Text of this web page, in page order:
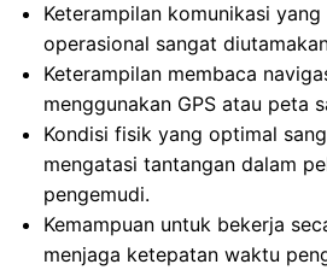
Keterampilan komunikasi
operasional sangat
Keterampilan membaca
menggunakan GPS atau peta
Kondisi fisik yang optimal
mengatasi tantangan dalam
pengemudi.
Kemampuan untuk bekerja
menjaga ketepatan waktu